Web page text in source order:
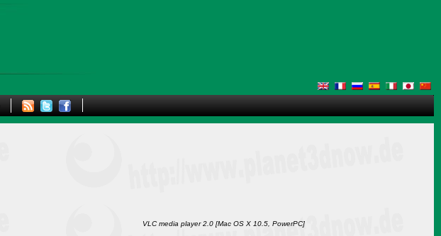
VLC media player 2.0 [Mac OS X 10.5, PowerPC]